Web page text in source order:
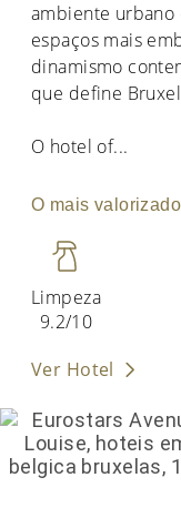
ambiente urbano
espaços mais
dinamismo
que define
O hotel of...
O mais
Limpeza
9.2/10
Ver Hotel